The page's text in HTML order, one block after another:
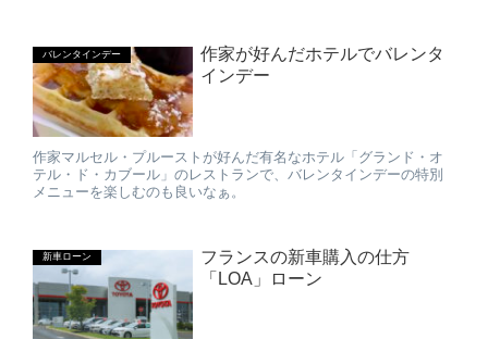
バレンタインデー
作家が好んだホテルでバレンタ
インデー
作家マルセル・プルーストが好んだ有名なホテル「グランド・オ
テル・ド・カブール」のレストランで、バレンタインデーの特別
メニューを楽しむのも良いなぁ。
新車ローン
フランスの新車購入の仕方
「LOA」ローン